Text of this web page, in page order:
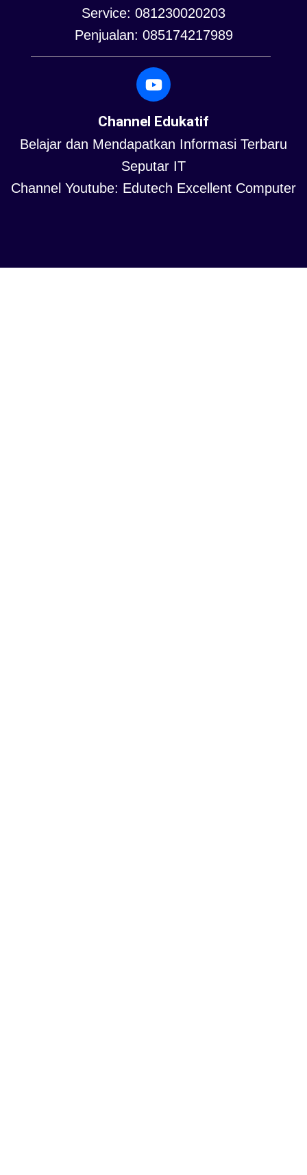
Service: 081230020203
Penjualan: 085174217989
Channel Edukatif
Belajar dan Mendapatkan Informasi Terbaru
Seputar IT
Channel Youtube: Edutech Excellent Computer